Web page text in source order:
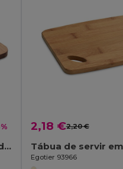
SERVIRO Tábua de cortar madeira acácia
2,18 €2,20 €
Tábua de servir
Egotier 93966